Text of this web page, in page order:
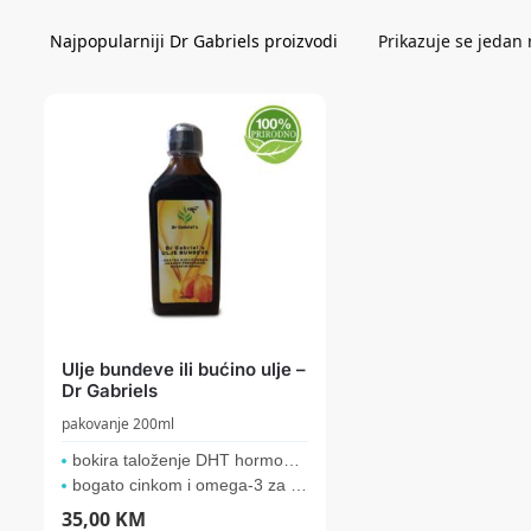
Prikazuje se jedan
Ulje bundeve ili bućino ulje –
Dr Gabriels
pakovanje 200ml
bokira taloženje DHT hormona u prostati
bogato cinkom i omega-3 za zdravlje srca i...
35,00 KM